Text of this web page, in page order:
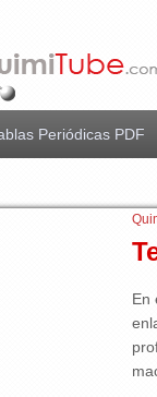
Periódicas PDF
En